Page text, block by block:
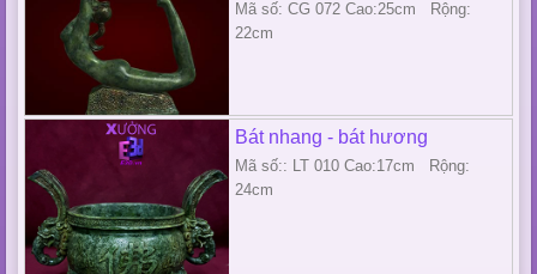
Mã số: CG 072 Cao:25cm Rộng:
22cm
Bát nhang - bát hương
Mã số:: LT 010 Cao:17cm Rộng:
24cm